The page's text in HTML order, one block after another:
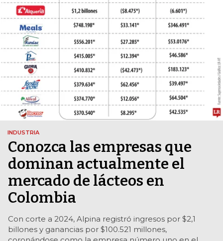
INDUSTRIA
Conozca las empresas que
dominan actualmente el
mercado de lácteos en
Colombia
Con corte a 2024, Alpina registró ingresos por $2,1
billones y ganancias por $100.521 millones,